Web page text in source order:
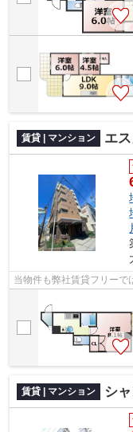
賃貸 | マンション エス
当物件も弊社賃貸フリーで
賃貸 | マンション シ